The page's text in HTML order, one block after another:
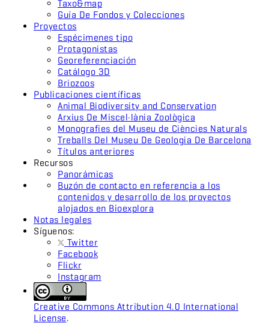
Taxo&map
Guía De Fondos y Colecciones
Proyectos
Espécimenes tipo
Protagonistas
Georeferenciación
Catálogo 3D
Briozoos
Publicaciones científicas
Animal Biodiversity and Conservation
Arxius De Miscel·lània Zoològica
Monografies del Museu de Ciències Naturals
Treballs Del Museu De Geologia De Barcelona
Títulos anteriores
Recursos
Panorámicas
Buzón de contacto en referencia a los
contenidos y desarrollo de los proyectos
alojados en Bioexplora
Notas legales
Síguenos:
Twitter
Facebook
Flickr
Instagram
Creative Commons Attribution 4.0 International
License.